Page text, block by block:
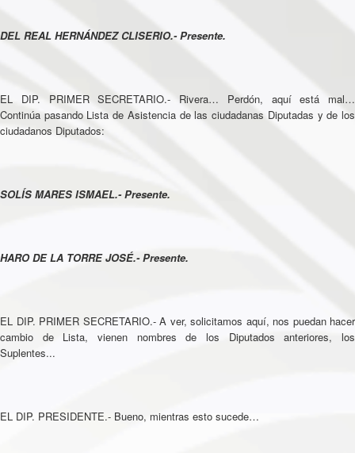
DEL REAL HERNÁNDEZ CLISERIO.- Presente.
EL DIP. PRIMER SECRETARIO.- Rivera… Perdón, aquí está mal…
Continúa pasando Lista de Asistencia de las ciudadanas Diputadas y de los
ciudadanos Diputados:
SOLÍS MARES ISMAEL.- Presente.
HARO DE LA TORRE JOSÉ.- Presente.
EL DIP. PRIMER SECRETARIO.- A ver, solicitamos aquí, nos puedan hacer
cambio de Lista, vienen nombres de los Diputados anteriores, los
Suplentes...
EL DIP. PRESIDENTE.- Bueno, mientras esto sucede…